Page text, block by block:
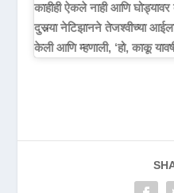
काहीही ऐकले नाही आणि
दुसर्‍या नेटिझानने तेजश्वीच्या
केली आणि म्हणाली, ‘हो, काकू